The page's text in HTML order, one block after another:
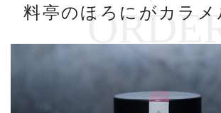
料亭のほろにがカラメ